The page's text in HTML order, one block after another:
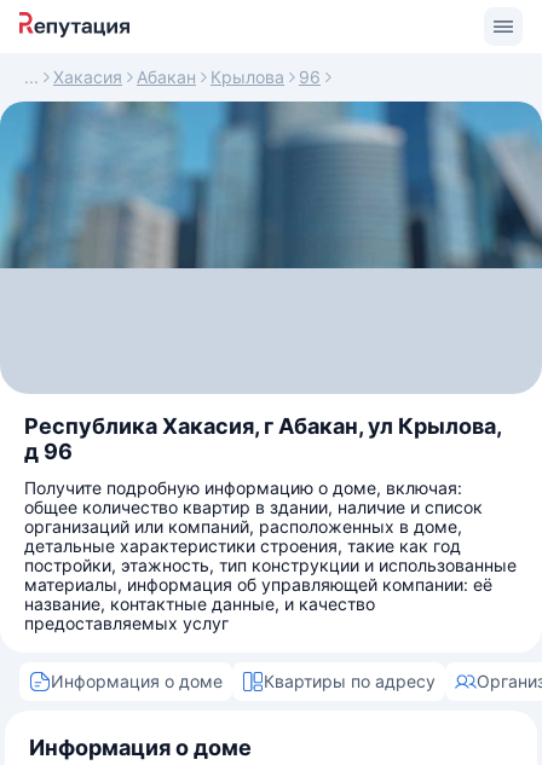
Хакасия Абакан Крылова 96
Республика Хакасия, г Абакан, ул Крылова,
д 96
Получите подробную информацию о доме, включая:
общее количество квартир в здании, наличие и список
организаций или компаний, расположенных в доме,
детальные характеристики строения, такие как год
постройки, этажность, тип конструкции и использованные
материалы, информация об управляющей компании: её
название, контактные данные, и качество
предоставляемых услуг
Информация о доме Квартиры по адресу
Информация о доме